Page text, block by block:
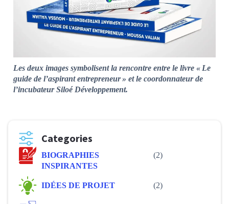
Les deux images symbolisent la rencontre entre le livre « Le
guide de l’aspirant entrepreneur » et le coordonnateur de
l’incubateur Siloé Développement.
Categories
BIOGRAPHIES
INSPIRANTES
(2)
IDÉES DE PROJET (2)